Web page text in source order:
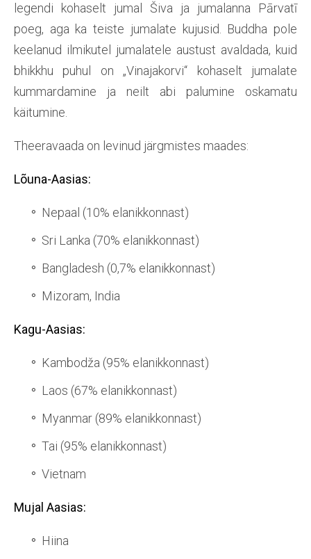
legendi kohaselt jumal Šiva ja jumalanna Pārvatī
poeg, aga ka teiste jumalate kujusid. Buddha pole
keelanud ilmikutel jumalatele austust avaldada, kuid
bhikkhu puhul on „Vinajakorvi“ kohaselt jumalate
kummardamine ja neilt abi palumine oskamatu
käitumine.
Theeravaada on levinud järgmistes maades:
Lõuna-Aasias:
Nepaal (10% elanikkonnast)
Sri Lanka (70% elanikkonnast)
Bangladesh (0,7% elanikkonnast)
Mizoram, India
Kagu-Aasias:
Kambodža (95% elanikkonnast)
Laos (67% elanikkonnast)
Myanmar (89% elanikkonnast)
Tai (95% elanikkonnast)
Vietnam
Mujal Aasias:
Hiina